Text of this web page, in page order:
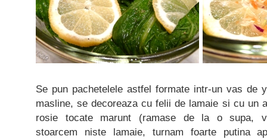
Se pun pachetelele astfel formate intr-un vas de
masline, se decoreaza cu felii de lamaie si cu un
rosie tocate marunt (ramase de la o supa,
stoarcem niste lamaie, turnam foarte putina